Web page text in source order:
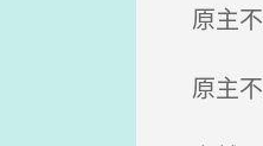
原主不
原主不